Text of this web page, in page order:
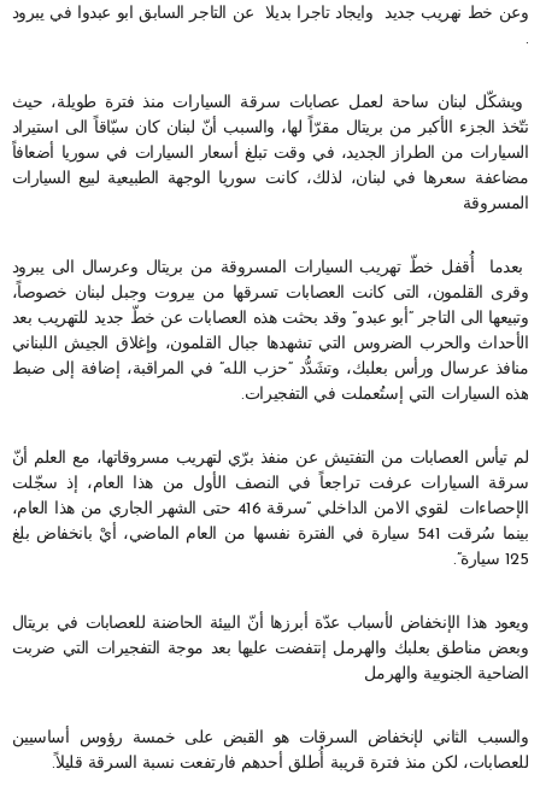
وعن خط نهريب جديد وايجاد تاجرا بديلا عن التاجر السابق ابو عبدوا في يبرود
.
ويشكّل لبنان ساحة لعمل عصابات سرقة السيارات منذ فترة طويلة، حيث
تتّخذ الجزء الأكبر من بريتال مقرّاً لها، والسبب أنّ لبنان كان سبّاقاً الى استيراد
السيارات من الطراز الجديد، في وقت تبلغ أسعار السيارات في سوريا أضعافاً
مضاعفة سعرها في لبنان، لذلك، كانت سوريا الوجهة الطبيعية لبيع السيارات
المسروقة
بعدما أُقفل خطّ تهريب السيارات المسروقة من بريتال وعرسال الى يبرود
وقرى القلمون، التى كانت العصابات تسرقها من بيروت وجبل لبنان خصوصاً،
وتبيعها الى التاجر “أبو عبدو” وقد بحثت هذه العصابات عن خطّ جديد للتهريب بعد
الأحداث والحرب الضروس التي تشهدها جبال القلمون، وإغلاق الجيش اللبناني
منافذ عرسال ورأس بعلبك، وتشَدُّد “حزب الله” في المراقبة، إضافة إلى ضبط
هذه السيارات التي إستُعملت في التفجيرات.
لم تيأس العصابات من التفتيش عن منفذ برّي لتهريب مسروقاتها، مع العلم أنّ
سرقة السيارات عرفت تراجعاً في النصف الأول من هذا العام، إذ سجّلت
الإحصاءات لقوي الامن الداخلي “سرقة 416 حتى الشهر الجاري من هذا العام،
بينما سُرقت 541 سيارة في الفترة نفسها من العام الماضي، أيْ بانخفاض بلغ
125 سيارة”.
ويعود هذا الإنخفاض لأسباب عدّة أبرزها أنّ البيئة الحاضنة للعصابات في بريتال
وبعض مناطق بعلبك والهرمل إنتفضت عليها بعد موجة التفجيرات التي ضربت
الضاحية الجنوبية والهرمل
والسبب الثاني لإنخفاض السرقات هو القبض على خمسة رؤوس أساسيين
للعصابات، لكن منذ فترة قريبة أُطلق أحدهم فارتفعت نسبة السرقة قليلاً.